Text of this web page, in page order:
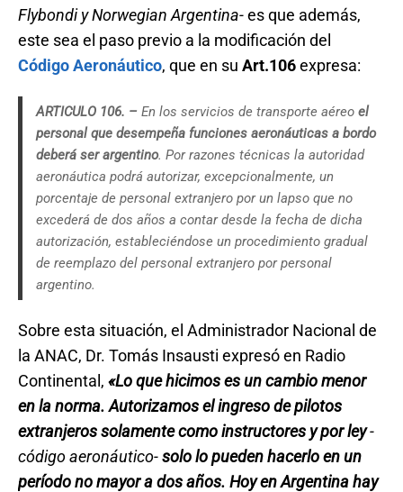
Flybondi y Norwegian Argentina-es que además,
este sea el paso previo a la modificación del
Código Aeronáutico, que en su Art.106expresa:
ARTICULO 106. – En los servicios de transporte aéreo el
personal que desempeña funciones aeronáuticas a bordo
deberá ser argentino. Por razones técnicas la autoridad
aeronáutica podrá autorizar, excepcionalmente, un
porcentaje de personal extranjero por un lapso que no
excederá de dos años a contar desde la fecha de dicha
autorización, estableciéndose un procedimiento gradual
de reemplazo del personal extranjero por personal
argentino.
Sobre esta situación, el Administrador Nacional de
la ANAC, Dr. Tomás Insausti expresó en Radio
Continental, «Lo que hicimos es un cambio menor
en la norma. Autorizamos el ingreso de pilotos
extranjeros solamente como instructores y por ley-
código aeronáutico-solo lo pueden hacerlo en un
período no mayor a dos años. Hoy en Argentina hay